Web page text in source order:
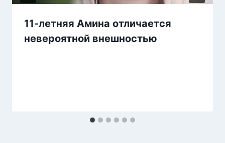
11-летняя Амина отличается
невероятной внешностью